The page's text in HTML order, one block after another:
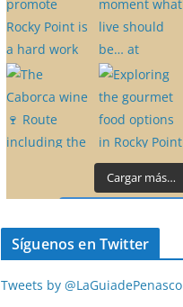
Cargar más…
Síguenos en Twitter
Tweets by @LaGuiadePenasco